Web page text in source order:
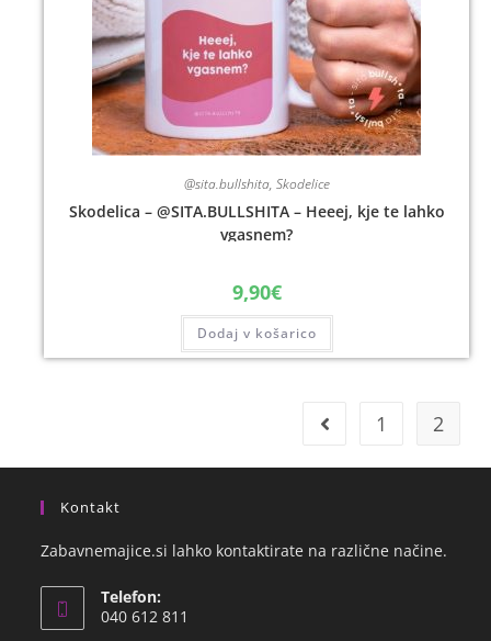
@sita.bullshita, Skodelice
Skodelica – @SITA.BULLSHITA – Heeej, kje te lahko
vgasnem?
9,90€
Dodaj v košarico
1 2
Kontakt
Zabavnemajice.si lahko kontaktirate na različne načine.
Telefon:
040 612 811